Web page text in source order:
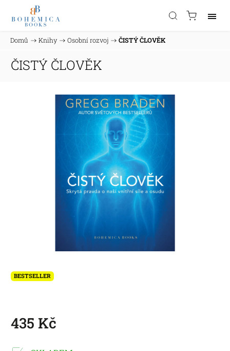
Domů / Knihy / Osobní rozvoj / ČISTÝ ČLOVĚK
ČISTÝ ČLOVĚK
BESTSELLER
435 Kč